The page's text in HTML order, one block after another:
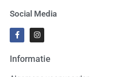
Social Media
Informatie